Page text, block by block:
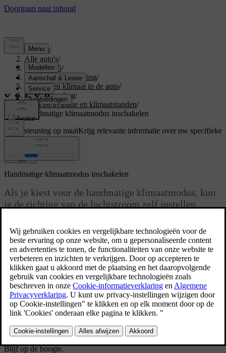
Support/
Alle auto's/
EX40 2025/
Gebruikershandleiding/
Comfort en klimaat in de auto/
Klimaatregeling/
Luchtcirculatie en klimaatstanden/
Handmatige klimaatmodus inschakelen
Ondersteuning op maatKrijg relevante informatie over uw specifieke
auto.
Inloggen
Handmatige klimaatmodus inschakelen
Als je kiest voor de handmatige klimaatmodus, kun
je de richting van de luchtstroom zelf instellen.
Druk op het ventilatorsymbool in de onderste balk
.
SelecteerHandmatig.
Kies de gewenste richting van de luchtstroom en het vermogen
van de ventilatoren.
Heeft dit geholpen?
Ja Nee